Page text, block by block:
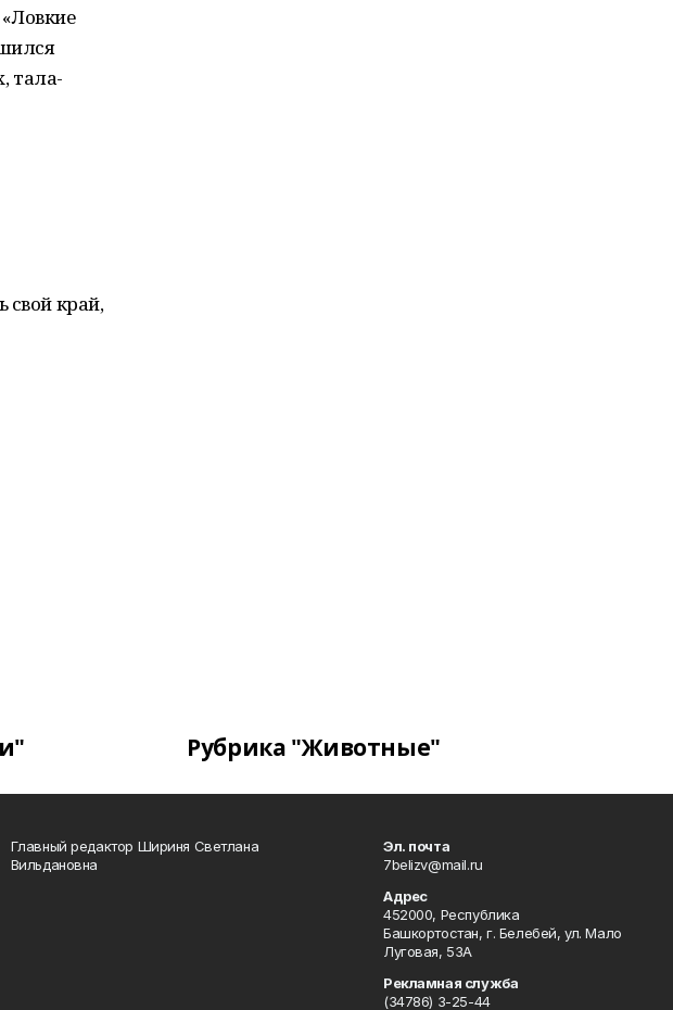
тала-
свой край,
Рубрика "Животные"
Главный редактор Шириня Светлана
Вильдановна
Эл. почта
7belizv@mail.ru
Адрес
452000, Республика
Башкортостан, г. Белебей, ул. Мало
Луговая, 53А
Рекламная служба
(34786) 3-25-44